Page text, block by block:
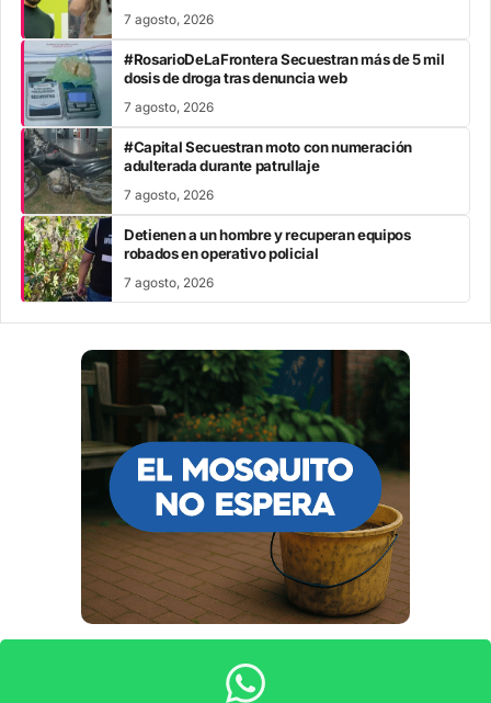
7 agosto, 2026
#RosarioDeLaFrontera Secuestran más de 5 mil
dosis de droga tras denuncia web
7 agosto, 2026
#Capital Secuestran moto con numeración
adulterada durante patrullaje
7 agosto, 2026
Detienen a un hombre y recuperan equipos
robados en operativo policial
7 agosto, 2026